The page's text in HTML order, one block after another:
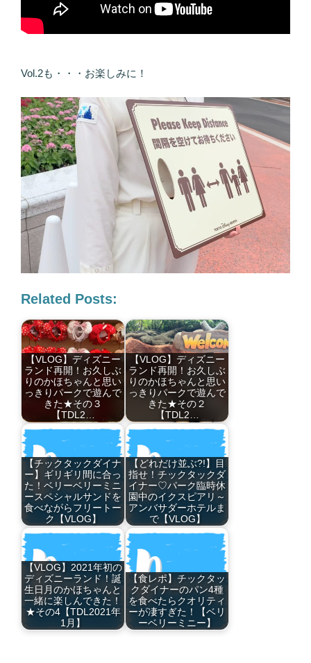
Vol.2も・・・お楽しみに！
Related Posts:
【VLOG】ディズニー
ランド再開！お久しぶ
りのかほちゃんと思い
っきりパークで遊んで
きた★その３
【TDL2…
【VLOG】ディズニー
ランド再開！お久しぶ
りのかほちゃんと思い
っきりパークで遊んで
きた★その２
【TDL2…
【チックタックダイナ
ー】ギリギリ間に合っ
た！ベリーベリーミニ
ースペシャルサンドを
食べながらフリートー
ク【VLOG】
【どれだけ並ぶ?!】目
指せ！チックタックダ
イナー♡パーク臨時休
園中のイクスピアリ～
アンバサダーホテルま
で【VLOG】
【VLOG】2021年初の
ディズニーランド！誕
生日月のかほちゃんと
一緒に楽しんできた！
★その4【TDL2021年
1月】
【食レポ】チックタッ
クダイナーのパン4種
を食べたらクオリティ
ーが凄すぎた！【ベリ
ーベリーミニー】